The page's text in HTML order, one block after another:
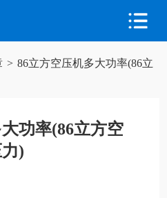
> 86立方空压机多大功率(86立
功率(86立方空
)